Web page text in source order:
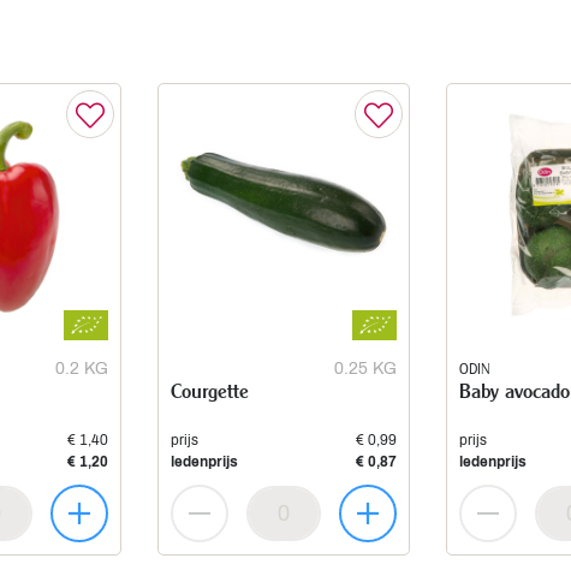
0.2 KG
€ 1,40
€ 1,20
0.25 KG
Courgette
prijs
€ 0,99
ledenprijs
€ 0,87
ODIN
Baby avocado
prijs
ledenprijs